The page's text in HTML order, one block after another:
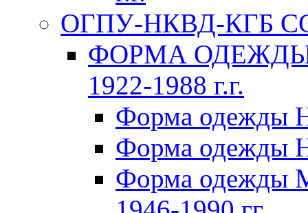
ОГПУ-НКВД-КГБ
ФОРМА ОДЕЖДЫ
1922-1988 г.г.
Форма одежды
Форма одежды
Форма